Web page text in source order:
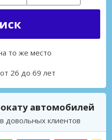
(Все области)
(Все области)
Италия
то же место
26 до 69 лет
автомобилей
довольных клиентов